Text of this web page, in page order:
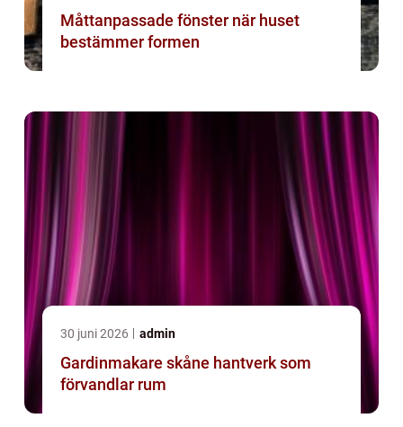
Måttanpassade fönster när huset
bestämmer formen
30 juni 2026 admin
Gardinmakare skåne hantverk som
förvandlar rum